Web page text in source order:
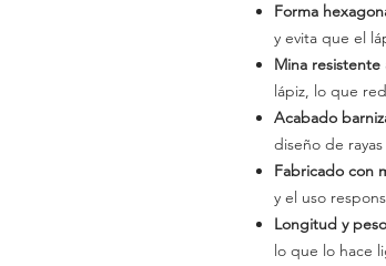
Forma
y evita que el
Mina resistente
lápiz, lo que
Acabado
diseño de
Fabricado con
y el uso
Longitud y peso
lo que lo hace